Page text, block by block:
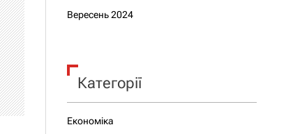
Вересень 2024
Категорії
Економіка